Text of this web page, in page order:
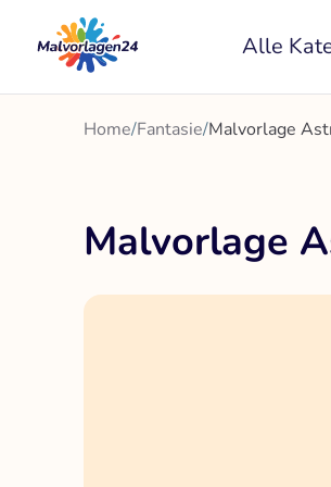
Inhalt
springen
Alle
Home/Fantasie/Malvorlage
Malvorlage